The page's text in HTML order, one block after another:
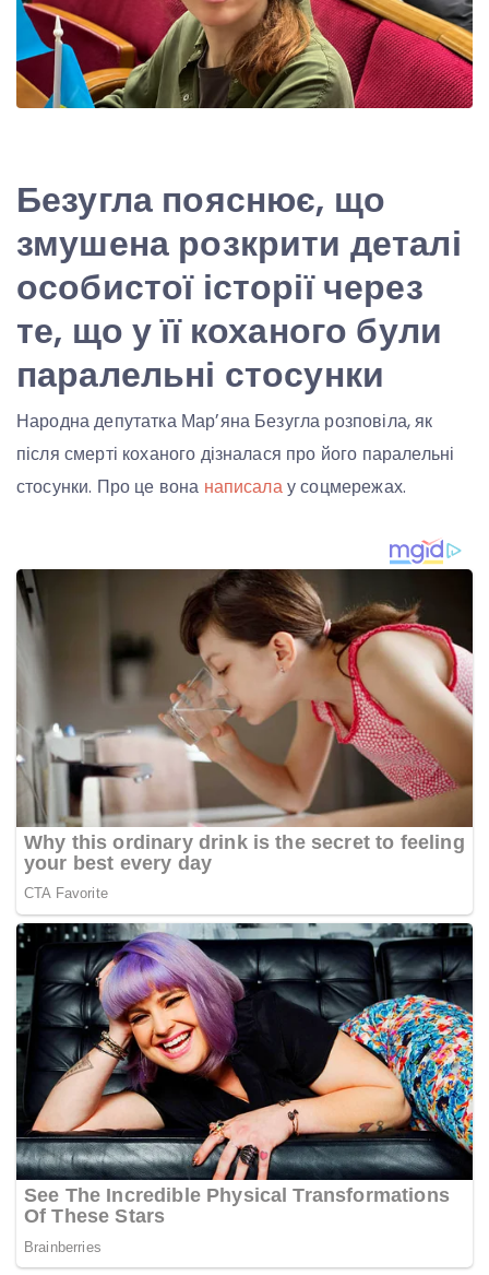
Безугла пояснює, що
змушена розкрити деталі
особистої історії через
те, що у її коханого були
паралельні стосунки
Народна депутатка Марʼяна Безугла розповіла, як
після смерті коханого дізналася про його паралельні
стосунки. Про це вона написалау соцмережах.